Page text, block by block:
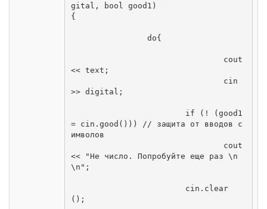
gital, bool good1)
{
<< text;
>> digital;
= cin.good())) // защита от вводов с
имволов
<< "Не число. Попробуйте еще раз \n
\n";
();